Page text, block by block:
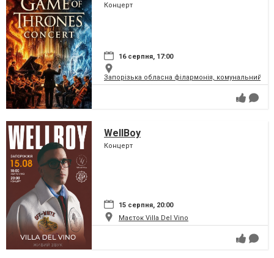
Концерт
16 серпня, 17:00
Запорізька обласна філармонія, комунальний
WellBoy
Концерт
15 серпня, 20:00
Маєток Villa Del Vino